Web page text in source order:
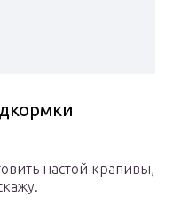
настой крапивы,